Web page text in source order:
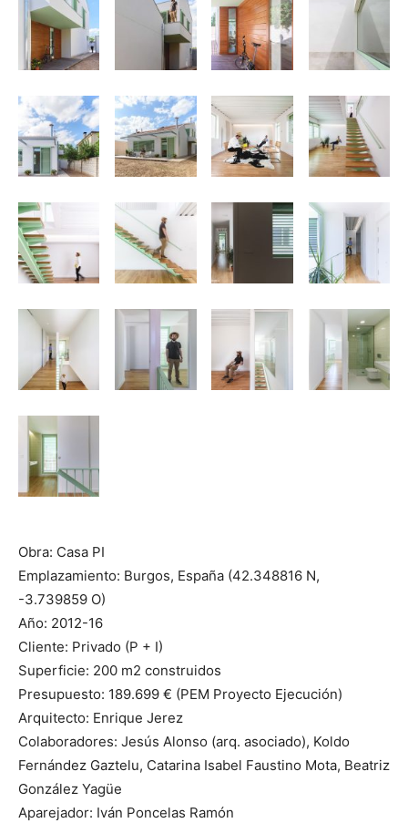
Obra: Casa PI
Emplazamiento: Burgos, España (42.348816 N,
-3.739859 O)
Año: 2012-16
Cliente: Privado (P + I)
Superficie: 200 m2 construidos
Presupuesto: 189.699 € (PEM Proyecto Ejecución)
Arquitecto: Enrique Jerez
Colaboradores: Jesús Alonso (arq. asociado), Koldo
Fernández Gaztelu, Catarina Isabel Faustino Mota, Beatriz
González Yagüe
Aparejador: Iván Poncelas Ramón